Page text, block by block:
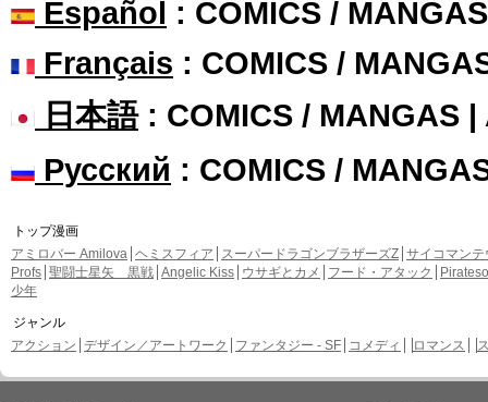
Español : COMICS /
Français : COMICS /
日本語: COMICS / MANGAS |
Русский : COMICS /
トップ漫画
アミロバー Amilova ヘミスフィア スーパードラゴンブラザーズZ サイコマンテ
Profs 聖闘士星矢 黒戦 Angelic Kiss ウサギとカメ フード・アタック
少年
ジャンル
アクション デザイン／アートワーク ファンタジー - SF コメディ ロマンス